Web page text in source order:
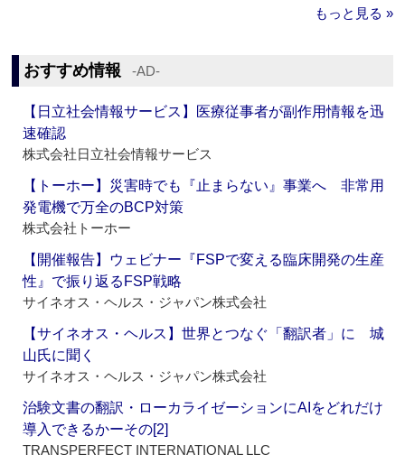
もっと見る »
おすすめ情報 ‐AD‐
【日立社会情報サービス】医療従事者が副作用情報を迅
速確認
株式会社日立社会情報サービス
【トーホー】災害時でも『止まらない』事業へ 非常用
発電機で万全のBCP対策
株式会社トーホー
【開催報告】ウェビナー『FSPで変える臨床開発の生産
性』で振り返るFSP戦略
サイネオス・ヘルス・ジャパン株式会社
【サイネオス・ヘルス】世界とつなぐ「翻訳者」に 城
山氏に聞く
サイネオス・ヘルス・ジャパン株式会社
治験文書の翻訳・ローカライゼーションにAIをどれだけ
導入できるかーその[2]
TRANSPERFECT INTERNATIONAL LLC